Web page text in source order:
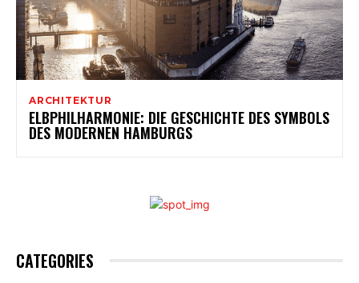
ARCHITEKTUR
ELBPHILHARMONIE: DIE GESCHICHTE DES SYMBOLS
DES MODERNEN HAMBURGS
CATEGORIES